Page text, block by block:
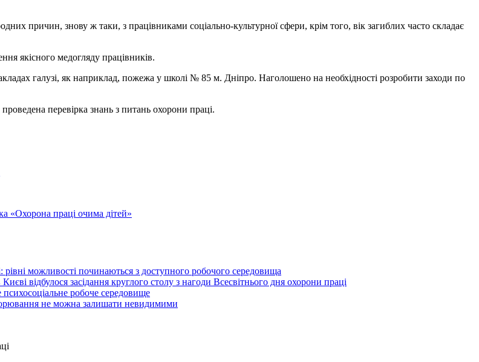
причин, знову ж таки, з працівниками соціально-культурної сфери, крім того, вік загиблих часто складає
якісного медогляду працівників.
галузі, як наприклад, пожежа у школі № 85 м. Дніпро. Наголошено на необхідності розробити заходи по
перевірка знань з питань охорони праці.
«Охорона праці очима дітей»
рівні можливості починаються з доступного робочого середовища
відбулося засідання круглого столу з нагоди Всесвітнього дня охорони праці
робоче середовище
не можна залишати невидимими